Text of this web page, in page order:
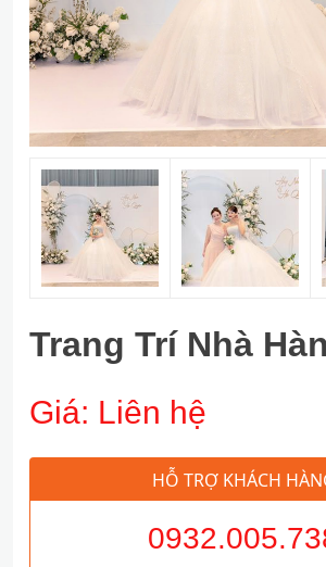
Trang Trí Nhà
Giá: Liên hệ
HỖ TRỢ KHÁCH